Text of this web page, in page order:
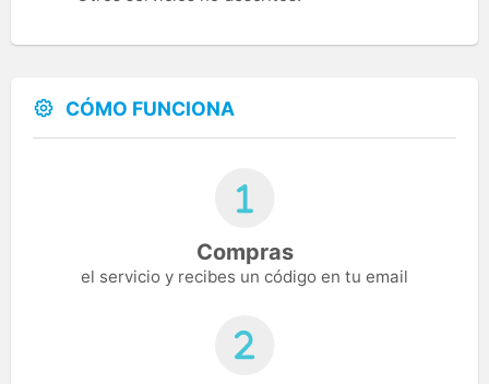
CÓMO FUNCIONA
Compras
el servicio y recibes un código en tu email